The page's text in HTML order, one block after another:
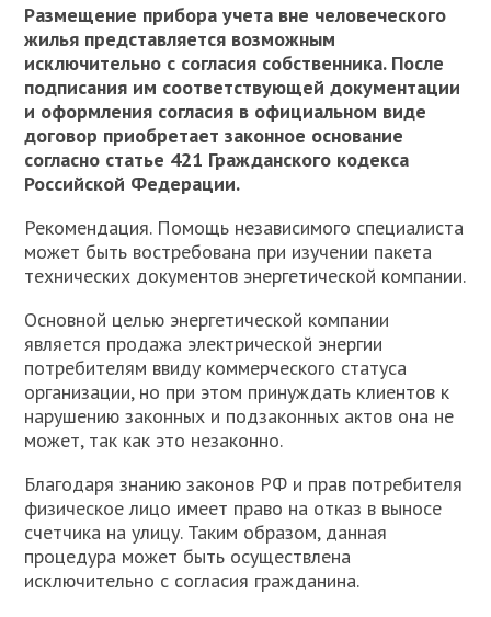
Размещение прибора учета вне человеческого
жилья представляется возможным
исключительно с согласия собственника. После
подписания им соответствующей документации
и оформления согласия в официальном виде
договор приобретает законное основание
согласно статье 421 Гражданского кодекса
Российской Федерации.
Рекомендация. Помощь независимого специалиста
может быть востребована при изучении пакета
технических документов энергетической компании.
Основной целью энергетической компании
является продажа электрической энергии
потребителям ввиду коммерческого статуса
организации, но при этом принуждать клиентов к
нарушению законных и подзаконных актов она не
может, так как это незаконно.
Благодаря знанию законов РФ и прав потребителя
физическое лицо имеет право на отказ в выносе
счетчика на улицу. Таким образом, данная
процедура может быть осуществлена
исключительно с согласия гражданина.